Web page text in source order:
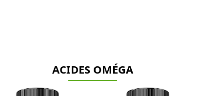
ACIDES OMÉGA